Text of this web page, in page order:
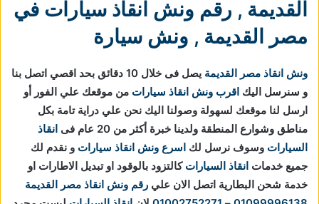
القديمة , رقم ونش انقاذ سيارات في
مصر القديمة , ونش سيارة
ونش انقاذ مصر القديمة
يصل فى خلال 10 دقائق بحد اقصي اتصل بنا
و سنرسل اليك اقرب ونش انقاذ سيارات من موقعك علي الفور أو
ارسل لنا موقعك لسهولة وصولنا اليك نحن علي دراية تامة بكل
مناطق وشوارع المنطقة ولدينا خبرة أكثر من 20 عام فى
انقاذ
السيارات وسوف نرسل لك اسرع ونش انقاذ سيارات و نقدم لك
جميع خدمات انقاذ السيارات كالتزود بالوقود او تبديل الاطارات او
خدمة شحن البطارية اتصل الان علي رقم ونش انقاذ مصر القديمة